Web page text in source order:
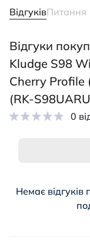
ВідгуківПитання
Відгуки
Kludge S98
Cherry Profile
(RK-
0
Немає